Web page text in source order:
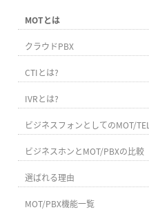
MOTとは
クラウドPBX
CTIとは?
IVRとは?
ビジネスフォンとしてのMOT/TEL
ビジネスホンとMOT/PBXの比較
選ばれる理由
MOT/PBX機能一覧